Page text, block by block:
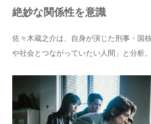
絶妙な関係性を意識
佐々木蔵之介は、自身が演じた刑事・国
や社会とつながっていたい人間」と分析。